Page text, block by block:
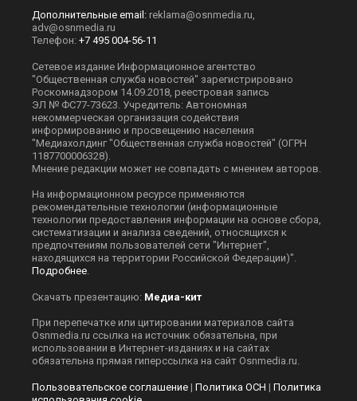
Дополнительные email: reklama@osnmedia.ru
adv@osnmedia.ru
Телефон: +7 495 004-56-11
Сетевое издание Информационное агентство
"Общественная служба новостей" зарегистрировано
Роскомнадзором 14.09.2018, реестровая запись
ЭЛ № ФС77-73623. Учредитель: Автономная
некоммерческая организация содействия
информированию и просвещению населения
"Медиахолдинг "Общественная служба новостей" (ОГРН
1187700006328).
Мнение редакции может не совпадать с мнением авторов.
На информационном ресурсе применяются
рекомендательные технологии (информационные
технологии предоставления информации на основе сбора,
систематизации и анализа сведений, относящихся к
предпочтениям пользователей сети "Интернет",
находящихся на территории Российской Федерации)".
Подробнее
Скачать презентацию: Медиа-кит
При перепечатке или цитировании материалов сайта
Оsnmedia.ru ссылка на источник обязательна, при
использовании в Интернет-изданиях и на сайтах
обязательна прямая гиперссылка на сайт Оsnmedia.ru.
Пользовательское соглашение | Политика ОСН | Политика